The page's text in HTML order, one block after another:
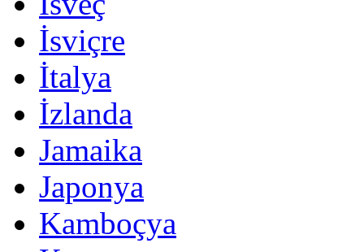
İsviçre
İtalya
İzlanda
Jamaika
Japonya
Kamboçya